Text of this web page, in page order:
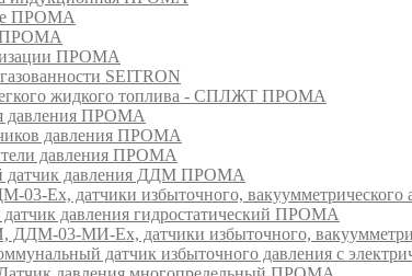
ПРОМА
ПРОМА
ПРОМА
SEITRON
жидкого топлива - СПЛЖТ ПРОМА
давления ПРОМА
давления ПРОМА
давления ПРОМА
датчик давления ДДМ ПРОМА
Ех, датчики избыточного,
давления гидростатический ПРОМА
03-МИ-Ех, датчики избыточного,
датчик избыточного давления с